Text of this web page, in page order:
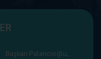
Başkan Palancıoğlu,